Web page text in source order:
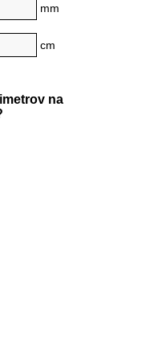
mm
cm
na